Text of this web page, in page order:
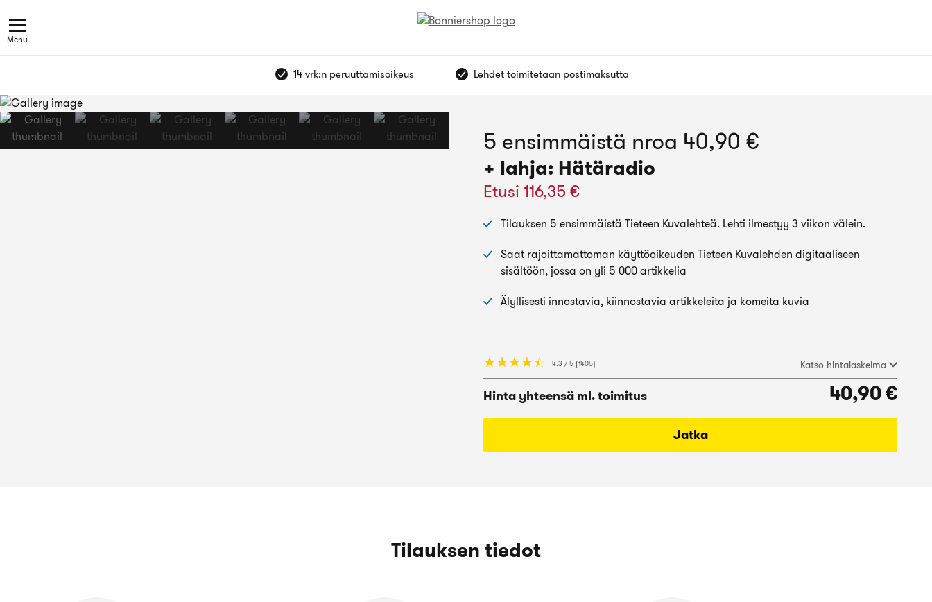
14 vrk:n peruuttamisoikeus Lehdet toimitetaan postimaksutta
Menu
5 ensimmäistä nroa 40,90 €
+ lahja: Hätäradio
Etusi 116,35 €
☆☆☆☆☆
★★★★★ 4.3 / 5 (1405) Katso hintalaskelma
Hinta yhteensä ml. toimitus 40,90 €
Jatka
Tilauksen 5 ensimmäistä Tieteen Kuvalehteä. Lehti ilmestyy 3 viikon välein.
Saat rajoittamattoman käyttöoikeuden Tieteen Kuvalehden digitaaliseen
sisältöön, jossa on yli 5 000 artikkelia
Älyllisesti innostavia, kiinnostavia artikkeleita ja komeita kuvia
Tilauksen tiedot